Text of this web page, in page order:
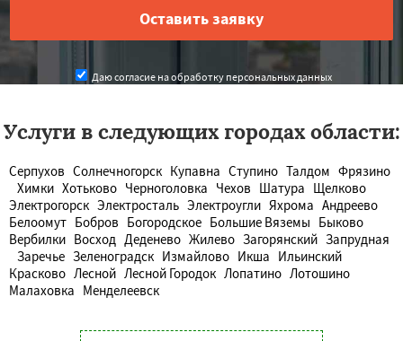
Даю согласие на обработку персональных данных
Услуги в следующих городах области:
Серпухов Солнечногорск Купавна Ступино Талдом Фрязино
Химки Хотьково Черноголовка Чехов Шатура Щелково
Электрогорск Электросталь Электроугли Яхрома Андреево
Белоомут Бобров Богородское Большие Вяземы Быково
Вербилки Восход Деденево Жилево Загорянский Запрудная
Заречье Зеленоградск Измайлово Икша Ильинский
Красково Лесной Лесной Городок Лопатино Лотошино
Малаховка Менделеевск